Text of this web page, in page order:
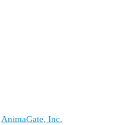
AnimaGate, Inc.